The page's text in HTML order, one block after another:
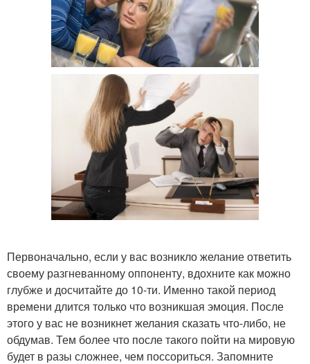
Первоначально, если у вас возникло желание ответить
своему разгневанному оппоненту, вдохните как можно
глубже и досчитайте до 10-ти. Именно такой период
времени длится только что возникшая эмоция. После
этого у вас не возникнет желания сказать что-либо, не
обдумав. Тем более что после такого пойти на мировую
будет в разы сложнее, чем поссориться. Запомните